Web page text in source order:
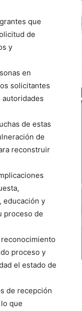
que
de
y
en
solicitantes
de estas
de
reconstruir
educación y
proceso de
proceso y
el estado de
de recepción
que